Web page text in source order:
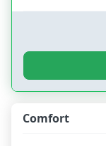
Comfort